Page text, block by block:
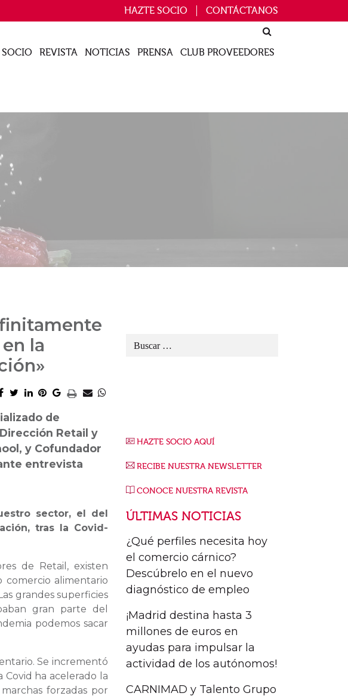
HAZTE SOCIO CONTÁCTANOS
SOCIO REVISTA NOTICIAS PRENSA CLUB PROVEEDORES
la
de
Retail y
y Cofundador
entrevista
sector, el del
tras la Covid-
de Retail, existen
alimentario
grandes superficies
gran parte del
podemos sacar
Se incrementó
ha acelerado la
forzadas por
HAZTE SOCIO AQUÍ
RECIBE NUESTRA NEWSLETTER
CONOCE NUESTRA REVISTA
ÚLTIMAS NOTICIAS
¿Qué perfiles necesita hoy
el comercio cárnico?
Descúbrelo en el nuevo
diagnóstico de empleo
¡Madrid destina hasta 3
millones de euros en
ayudas para impulsar la
actividad de los autónomos!
CARNIMAD y Talento Grupo